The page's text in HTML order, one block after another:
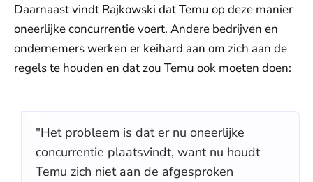
Daarnaast vindt Rajkowski dat Temu op deze manier
oneerlijke concurrentie voert. Andere bedrijven en
ondernemers werken er keihard aan om zich aan de
regels te houden en dat zou Temu ook moeten doen:
"Het probleem is dat er nu oneerlijke
concurrentie plaatsvindt, want nu houdt
Temu zich niet aan de afgesproken